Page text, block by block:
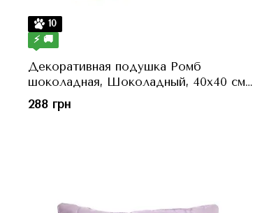
10
⚡ 🚚
Декоративная подушка Ромб
шоколадная, Шоколадный, 40x40 см,
h=11 см
288 грн